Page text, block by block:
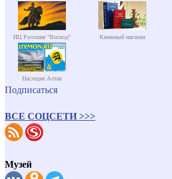
ИЦ Россазия "Восход" Книжный магазин
Наследие Алтая
Подписаться
ВСЕ СОЦСЕТИ >>>
Музей